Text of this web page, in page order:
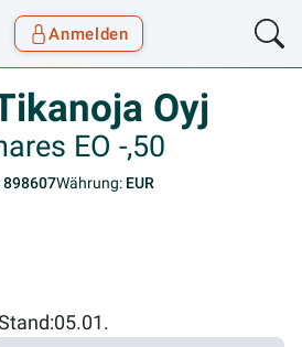
Anmelden
Oyj
EO -,50
898607Währung: EUR
05.01.